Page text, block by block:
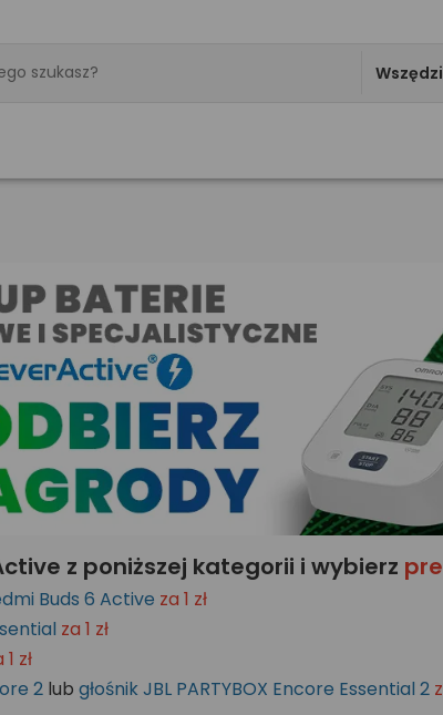
z poniższej kategorii i wybierz
Buds 6 Active za 1 zł
za 1 zł
1 zł
2 lub głośnik JBL PARTYBOX Encore Essential 2